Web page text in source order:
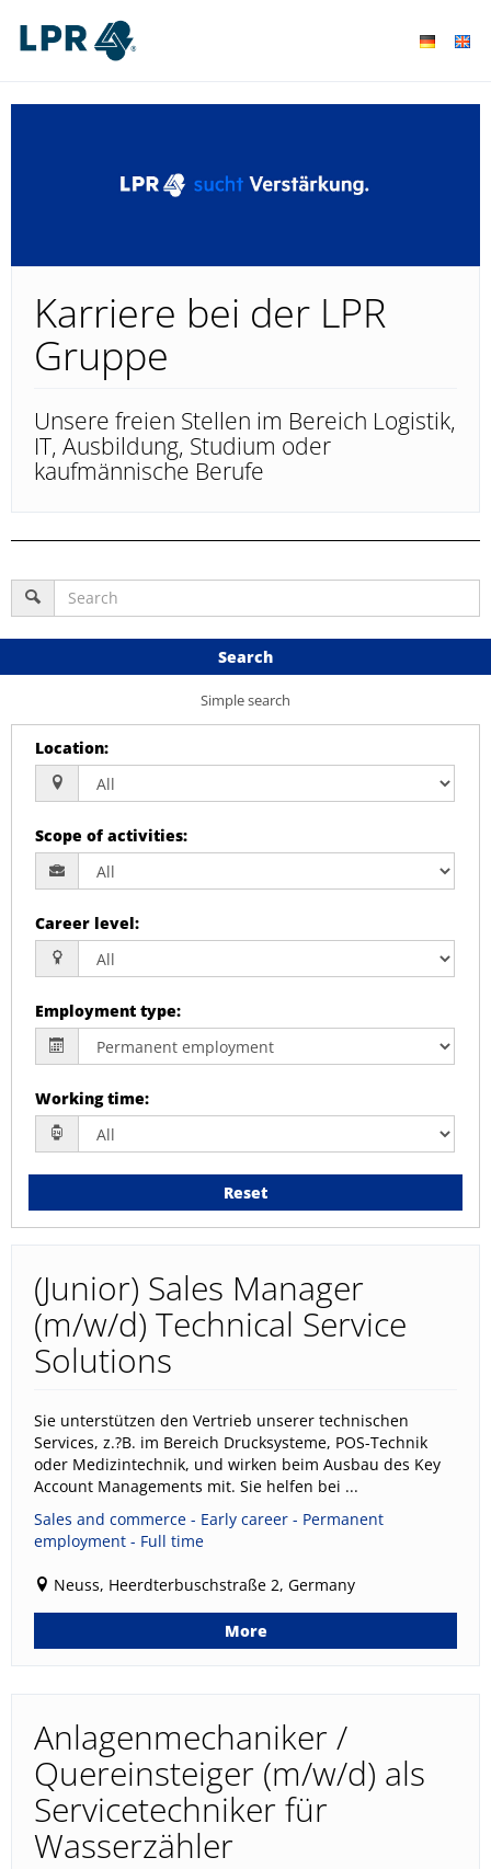
Karriere bei der LPR
Gruppe
Unsere freien Stellen im Bereich Logistik,
IT, Ausbildung, Studium oder
kaufmännische Berufe
Search
Simple search
Location:
Scope of activities:
Career level:
Employment type:
Working time:
Reset
(Junior) Sales Manager
(m/w/d) Technical Service
Solutions
Sie unterstützen den Vertrieb unserer technischen
Services, z.?B. im Bereich Drucksysteme, POS-Technik
oder Medizintechnik, und wirken beim Ausbau des Key
Account Managements mit. Sie helfen bei ...
Sales and commerce - Early career - Permanent
employment - Full time
Neuss, Heerdterbuschstraße 2, Germany
More
Anlagenmechaniker /
Quereinsteiger (m/w/d) als
Servicetechniker für
Wasserzähler